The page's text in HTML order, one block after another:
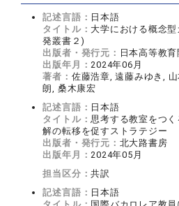
記述言語： 日本語
タイトル： 大学における概念
発叢書２)
出版者・発行元： 日本高等教
出版年月：2024年06月
著者： 佐藤浩章, 遠藤みゆき,
朗, 桑木康宏
記述言語： 日本語
タイトル：思考する教室をつ
解の転移を促すストラテジー
出版者・発行元： 北大路書房
出版年月：2024年05月
担当区分：共訳
記述言語： 日本語